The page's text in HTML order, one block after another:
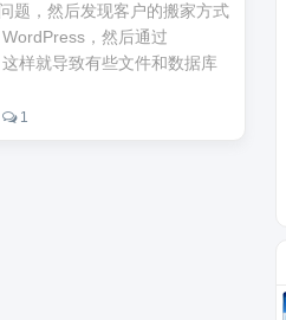
题，然后发现客户的搬家方式
，然后通过
样就导致有些文件和数据库
1